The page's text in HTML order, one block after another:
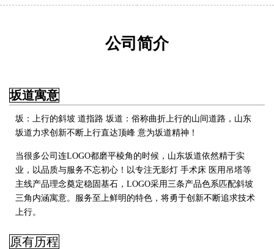
公司简介
坂道寓意
坂：上行的斜坡 道指路 坂道：俗称曲折上行的山间道路，山东
坂道力求创新不断上行直达顶峰 意为坂道精神！
当很多公司连LOGO都磨平棱角的时候，山东坂道依然精于实
业，以品质与服务不忘初心！以专注无影灯 手术床 医用吊塔等
主线产品理念奠定稳固基石，LOGO采用三条产品色系匹配斜坡
三角内涵寓意。服务至上鲜明的特色，将勇于创新不断追求技术
上行。
原有历程